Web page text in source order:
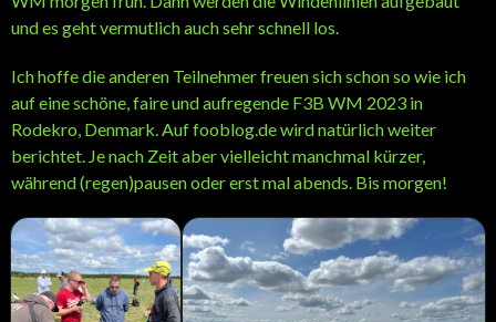
und es geht vermutlich auch sehr schnell los.
Ich hoffe die anderen Teilnehmer freuen sich schon so wie ich
auf eine schöne, faire und aufregende F3B WM 2023 in
Rodekro, Denmark. Auf fooblog.de wird natürlich weiter
berichtet. Je nach Zeit aber vielleicht manchmal kürzer,
während (regen)pausen oder erst mal abends. Bis morgen!